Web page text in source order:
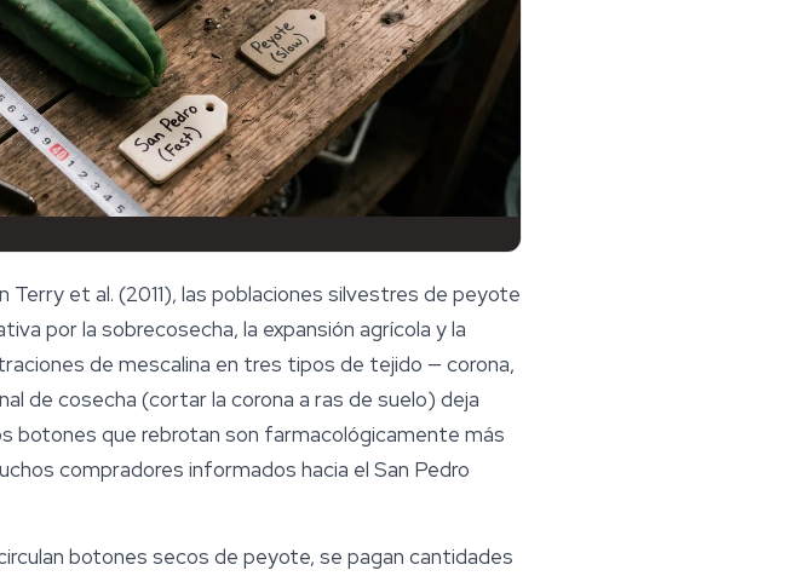
et al. (2011), las poblaciones silvestres de peyote
por la sobrecosecha, la expansión agrícola y la
de mescalina en tres tipos de tejido — corona,
de cosecha (cortar la corona a ras de suelo) deja
botones que rebrotan son farmacológicamente más
compradores informados hacia el San Pedro
botones secos de peyote, se pagan cantidades